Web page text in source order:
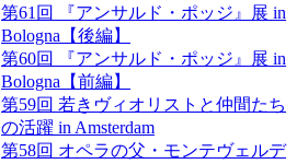
第61回 『アンサルド・ポッジ』展 in
Bologna【後編】
第60回 『アンサルド・ポッジ』展 in
Bologna【前編】
第59回 若きヴィオリストと仲間たち
の活躍 in Amsterdam
第58回 オペラの父・モンテヴェルデ